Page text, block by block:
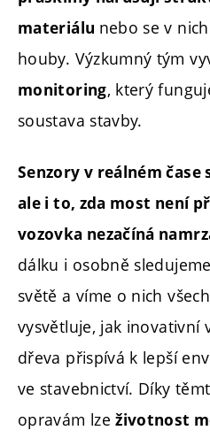
materiálu nebo se v
houby. Výzkumný tým
monitoring, který
soustava stavby.
Senzory v reálném
ale i to, zda most není
vozovka nezačíná
dálku i osobně
světě a víme o nich
vysvětluje, jak inovativní
dřeva přispívá k lepší
ve stavebnictví. Díky
opravám lzeživotnost